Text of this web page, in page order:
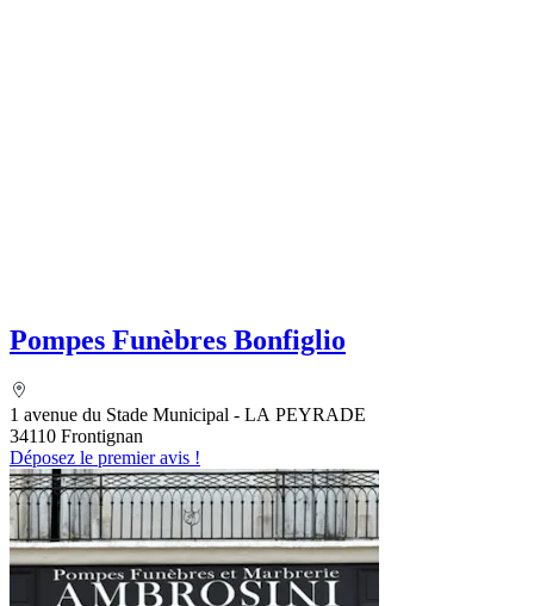
Pompes Funèbres Bonfiglio
1 avenue du Stade Municipal - LA PEYRADE
34110 Frontignan
Déposez le premier avis !